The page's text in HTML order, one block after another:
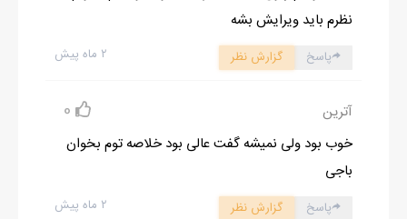
نظرم باید ویرایش بشه
۲ ماه پیش پاسخ گزارش نظر
آترین 0
خوب بود ولی نمیشه گفت عالی بود خلاصه توم بخوان
باجی
۲ ماه پیش پاسخ گزارش نظر